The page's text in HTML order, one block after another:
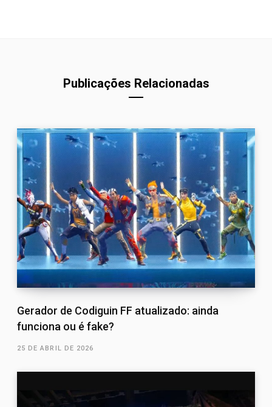
Publicações Relacionadas
Gerador de Codiguin FF atualizado: ainda
funciona ou é fake?
25 DE ABRIL DE 2026